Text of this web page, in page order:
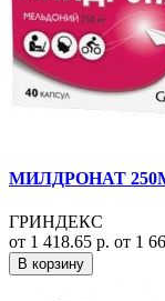
МИЛДРОНАТ
ГРИНДЕКС
от 1 418.65 р. от 1
В корзину